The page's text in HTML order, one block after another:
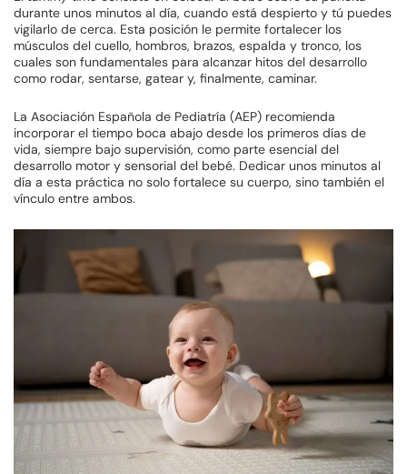
durante unos minutos al día, cuando está despierto y tú puedes
vigilarlo de cerca. Esta posición le permite fortalecer los
músculos del cuello, hombros, brazos, espalda y tronco, los
cuales son fundamentales para alcanzar hitos del desarrollo
como rodar, sentarse, gatear y, finalmente, caminar.
La Asociación Española de Pediatría (AEP) recomienda
incorporar el tiempo boca abajo desde los primeros días de
vida, siempre bajo supervisión, como parte esencial del
desarrollo motor y sensorial del bebé. Dedicar unos minutos al
día a esta práctica no solo fortalece su cuerpo, sino también el
vínculo entre ambos.